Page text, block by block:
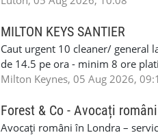
masinii). Acceptam cu permis
Enfield - Weybridge - Romford -
programari la interviu apelati
MILTON KEYS SANTIER
Caut urgent 10 cleaner/ general
de 14.5 pe ora - minim 8 ore
la Amazon. Munca este usoara,
SAPTAMANALA Contact: +44
interesati
Milton Keynes, 05 Aug 2026,
Forest & Co - Avocați
Avocați români în Londra –